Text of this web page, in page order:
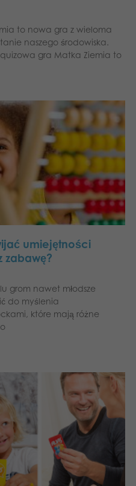
to nowa gra z wieloma
naszego środowiska.
gra Matka Ziemia to
umiejętności
zabawę?
grom nawet młodsze
do myślenia
które mają różne